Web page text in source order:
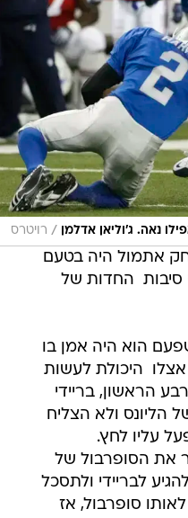
נאה. ג'וליאן אדלמן / רויטרס
אתמול היה בטעם
 החדות של
הוא היה אמן בו
 היכולת לעשות
הראשון, בריידי
הליונס ולא הצליח
עליו לחץ.
את הסופרבול של
להגיע לבריידי ולתסכל
סופרבול, אז